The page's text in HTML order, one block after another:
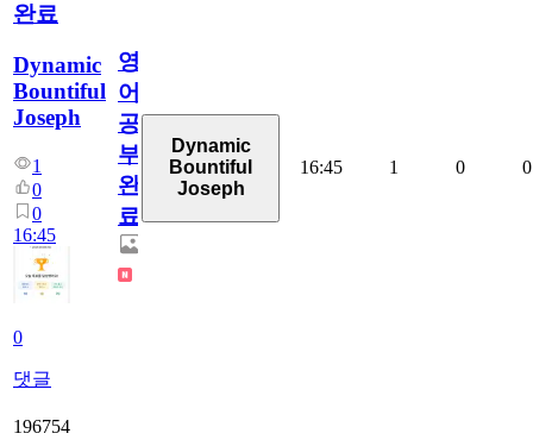
완료
Dynamic
Bountiful
Joseph
1
0
0
16:45
0
댓글
영
어
공
부
완
료
Dynamic
Bountiful
Joseph
16:45 1 0 0
196754